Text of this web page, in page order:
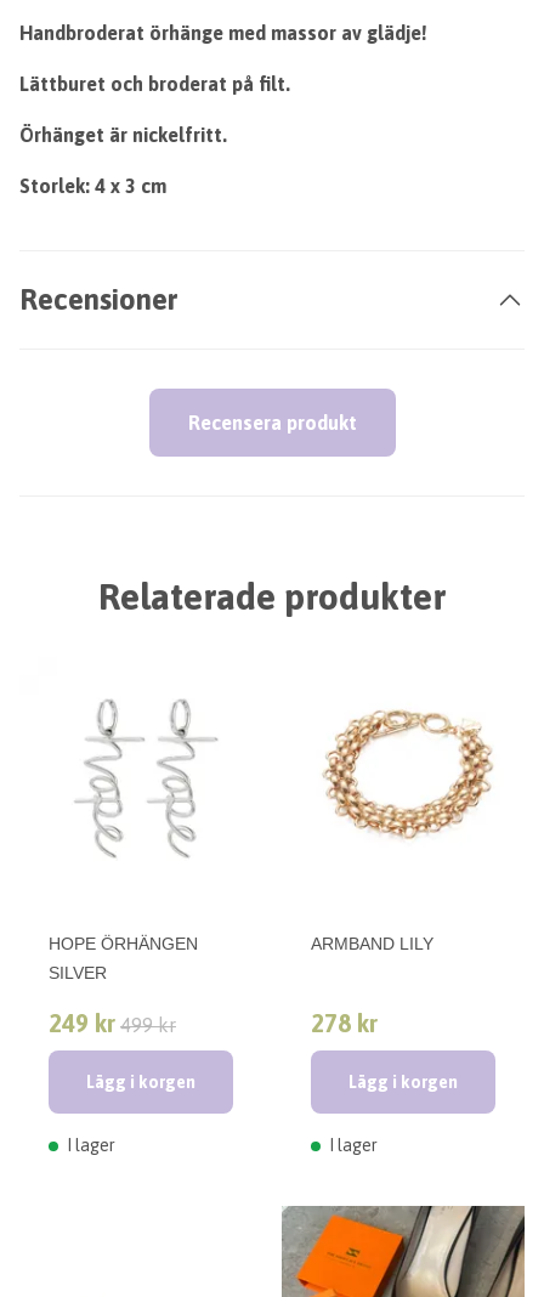
Handbroderat örhänge med massor av glädje!
Lättburet och broderat på filt.
Örhänget är nickelfritt.
Storlek: 4 x 3 cm
Recensioner
Recensera produkt
Relaterade produkter
HOPE ÖRHÄNGEN
SILVER
249 kr 499 kr
Lägg i korgen
I lager
ARMBAND LILY
278 kr
Lägg i korgen
I lager